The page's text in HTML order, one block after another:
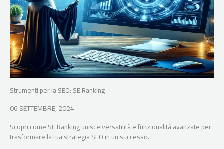
Strumenti per la SEO: SE Ranking
06 SETTEMBRE, 2024
Scopri come SE Ranking unisce versatilità e funzionalità avanzate per
trasformare la tua strategia SEO in un successo.